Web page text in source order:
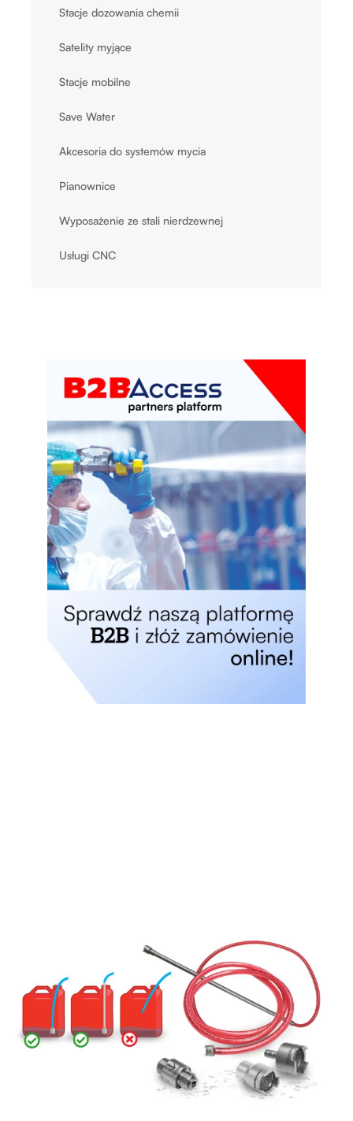
Stacje dozowania chemii
Satelity myjące
Stacje mobilne
Save Water
Akcesoria do systemów mycia
Pianownice
Wyposażenie ze stali nierdzewnej
Usługi CNC